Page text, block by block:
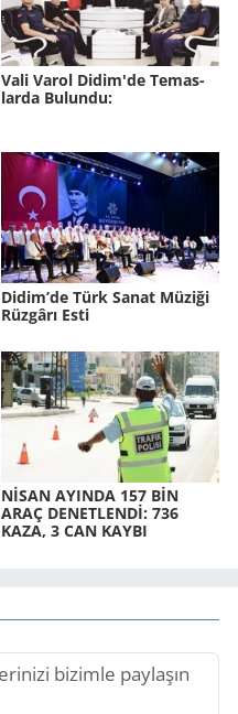
Vali Varol Didim'de Te­mas­
lar­da Bu­lun­du:
Didim’de Türk Sanat Mü­zi­ği
Rüz­gâ­rı Esti
NİSAN AYIN­DA 157 BİN
ARAÇ DE­NET­LENDİ: 736
KAZA, 3 CAN KAYBI